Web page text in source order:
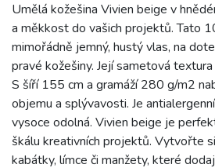
Umělá kožešina Vivien beige v
a měkkost do vašich projektů. Tato
mimořádně jemný, hustý vlas, na
pravé kožešiny. Její sametová
S šíří 155 cm a gramáží 280 g/m2
objemu a splývavosti. Je
vysoce odolná. Vivien beige je
škálu kreativních projektů. Vytvořte
kabátky, límce či manžety, které